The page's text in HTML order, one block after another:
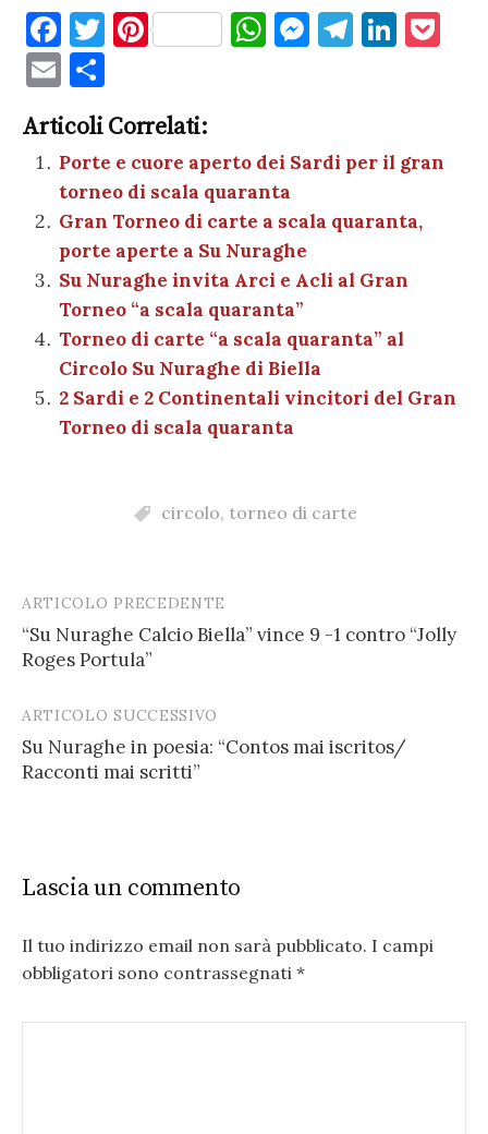
F
a
c
e
b
o
o
k
T
te
r
Pi
es
t
W
A
p
p
M
g
er
T
a
Li
dI
n
et
E
m
ai
l
n
di
vi
di
Articoli Correlati:
Porte e cuore aperto dei Sardi per il gran
torneo di scala quaranta
Gran Torneo di carte a scala quaranta,
porte aperte a Su Nuraghe
Su Nuraghe invita Arci e Acli al Gran
Torneo “a scala quaranta”
Torneo di carte “a scala quaranta” al
Circolo Su Nuraghe di Biella
2 Sardi e 2 Continentali vincitori del Gran
Torneo di scala quaranta
circolo, torneo di carte
Post
navigation
ARTICOLO PRECEDENTE
“Su Nuraghe Calcio Biella” vince 9 -1 contro “Jolly
Roges Portula”
ARTICOLO SUCCESSIVO
Su Nuraghe in poesia: “Contos mai iscritos/
Racconti mai scritti”
Lascia un commento
Il tuo indirizzo email non sarà pubblicato. I campi
obbligatori sono contrassegnati *